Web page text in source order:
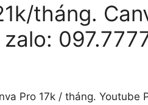
tháng.
Pro 17k / tháng.